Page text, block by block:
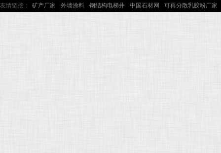
友情链接： 矿产厂家 外墙涂料 钢结构电梯井 中国石材网 可再分散乳胶粉厂家